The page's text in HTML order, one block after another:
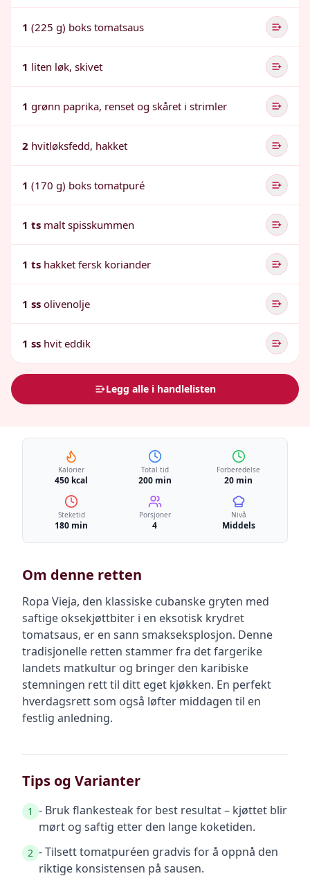
1 (225 g) boks tomatsaus
1 liten løk, skivet
1 grønn paprika, renset og skåret i strimler
2 hvitløksfedd, hakket
1 (170 g) boks tomatpuré
1 ts malt spisskummen
1 ts hakket fersk koriander
1 ss olivenolje
1 ss hvit eddik
Legg alle i handlelisten
Kalorier
450 kcal
Total tid
200 min
Forberedelse
20 min
Steketid
180 min
Porsjoner
4
Nivå
Middels
Om denne retten
Ropa Vieja, den klassiske cubanske gryten med
saftige oksekjøttbiter i en eksotisk krydret
tomatsaus, er en sann smakseksplosjon. Denne
tradisjonelle retten stammer fra det fargerike
landets matkultur og bringer den karibiske
stemningen rett til ditt eget kjøkken. En perfekt
hverdagsrett som også løfter middagen til en
festlig anledning.
Tips og Varianter
1 - Bruk flankesteak for best resultat – kjøttet blir
mørt og saftig etter den lange koketiden.
2 - Tilsett tomatpuréen gradvis for å oppnå den
riktige konsistensen på sausen.